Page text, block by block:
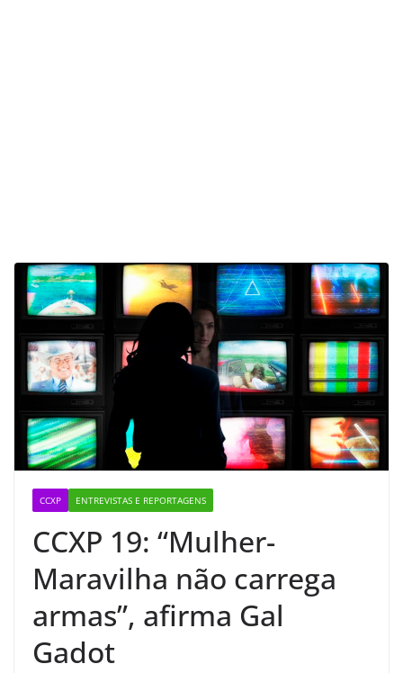
CCXP ENTREVISTAS E REPORTAGENS
CCXP 19: “Mulher-
Maravilha não carrega
armas”, afirma Gal
Gadot